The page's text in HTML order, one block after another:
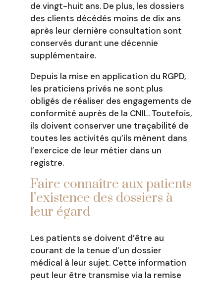
de vingt-huit ans. De plus, les dossiers
des clients décédés moins de dix ans
après leur dernière consultation sont
conservés durant une décennie
supplémentaire.
Depuis la mise en application du RGPD,
les praticiens privés ne sont plus
obligés de réaliser des engagements de
conformité auprès de la CNIL. Toutefois,
ils doivent conserver une traçabilité de
toutes les activités qu’ils mènent dans
l’exercice de leur métier dans un
registre.
Faire connaître aux patients
l’existence des dossiers à
leur égard
Les patients se doivent d’être au
courant de la tenue d’un dossier
médical à leur sujet. Cette information
peut leur être transmise via la remise